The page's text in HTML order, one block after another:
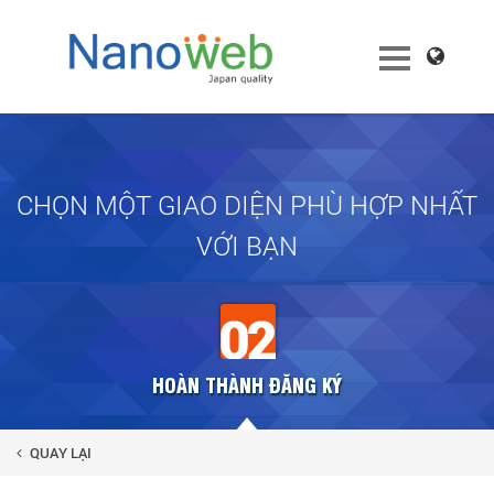
CHỌN MỘT GIAO DIỆN PHÙ HỢP NHẤT
VỚI BẠN
HOÀN THÀNH ĐĂNG KÝ
QUAY LẠI